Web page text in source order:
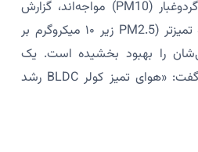
مشتریان در اهواز، که با گردوغبار (PM10) مواجه‌اند، گزارش
داده‌اند که هوای خنک‌تر و تمیزتر (PM2.5 زیر ۱۰ میکروگرم بر
را بهبود بخشیده است. یک
صاحب گلخانه در ورامین گفت: «هوای تمیز کولر BLDC رشد